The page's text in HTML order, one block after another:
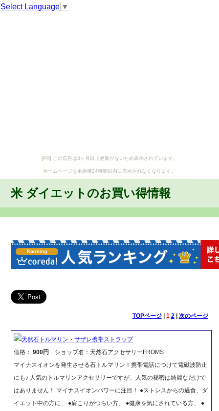
Select Language ▼
[PR] この広告は3ヶ月以上更新がないため表示されています。
ホームページを更新後24時間以内に表示されなくなります。
米 ダイエットのお買い得情報
TOPページ| 1 2| 次のページ
天然石トルマリン・サザレ携帯ストラップ
価格：900円
ショップ名：天然石アクセサリーFROMS
マイナスイオンを発生させる石トルマリン！携帯電話につけて電磁波防止
にも♪ 人気のトルマリンアクセサリーですが、人気の秘密は綺麗なだけで
はありません！ マイナスイオンパワーに注目！ ●ストレスからの過食、ダ
イエット中の方に、 ●肩こりがつらい方、 ●健康を気にされている方、 ●